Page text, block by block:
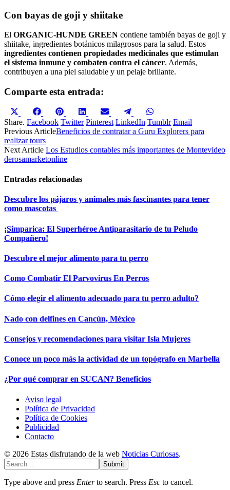
Con bayas de goji y shiitake
El ORGANIC-HUNDE GREEN contiene también bayas de goji y
shiitake, ingredientes botánicos milagrosos para la salud. Estos
ingredientes contienen propiedades medicinales que estimulan
el sistema inmune y combaten contra el cáncer. Además,
contribuyen a una piel saludable y un pelaje brillante.
Comparte esta entrada:
Compartir
en
X
(Twitter)
Compartir
en
Facebook
Compartir
en
Pinterest
Compartir
en
LinkedIn
Compartir
en
Email
Compartir
en
Telegram
en
WhatsApp
Share. Facebook Twitter Pinterest LinkedIn Tumblr Email
Previous ArticleBeneficios de contratar a Guru Explorers para
realizar tours
Next Article Los Estudios contables más importantes de Montevideo
derosamarketonline
Entradas relacionadas
Descubre los pájaros y animales más fascinantes para tener
como mascotas
¡Simparica: El Superhéroe Antiparasitario de tu Peludo
Compañero!
Descubre el mejor alimento para tu perro
Como Combatir El Parvovirus En Perros
Cómo elegir el alimento adecuado para tu perro adulto?
Nado con delfines en Cancún, México
Consejos y recomendaciones para visitar Isla Mujeres
Conoce un poco más la actividad de un topógrafo en Marbella
¿Por qué comprar en SUCAN? Beneficios
Aviso legal
Política de Privacidad
Política de Cookies
Publicidad
Contacto
© 2026 Estas disfrutando de la web Noticias Curiosas.
Submit
Type above and press Enterto search. Press Esc to cancel.